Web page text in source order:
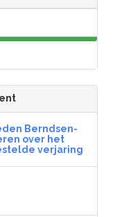
Berndsen-
over het
verjaring